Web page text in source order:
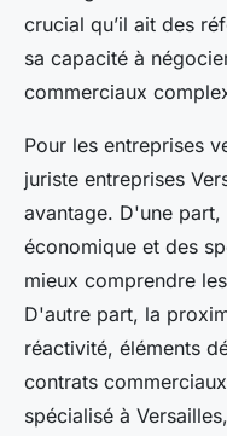
crucial qu’il ait des
sa capacité à
commerciaux
Pour les entreprises
juriste entreprises
avantage. D'une
économique et des
mieux comprendre
D'autre part, la
réactivité, éléments
contrats
spécialisé à